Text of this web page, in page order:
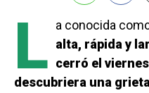
L a conocida
alta, rápida y
cerró el
descubriera una